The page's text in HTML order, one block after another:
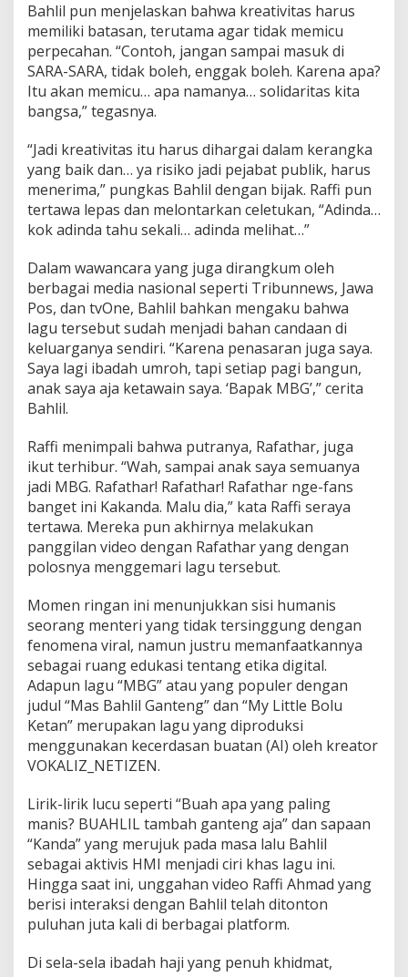
Bahlil pun menjelaskan bahwa kreativitas harus
memiliki batasan, terutama agar tidak memicu
perpecahan. “Contoh, jangan sampai masuk di
SARA-SARA, tidak boleh, enggak boleh. Karena apa?
Itu akan memicu… apa namanya… solidaritas kita
bangsa,” tegasnya.
“Jadi kreativitas itu harus dihargai dalam kerangka
yang baik dan… ya risiko jadi pejabat publik, harus
menerima,” pungkas Bahlil dengan bijak. Raffi pun
tertawa lepas dan melontarkan celetukan, “Adinda…
kok adinda tahu sekali… adinda melihat…”
Dalam wawancara yang juga dirangkum oleh
berbagai media nasional seperti Tribunnews, Jawa
Pos, dan tvOne, Bahlil bahkan mengaku bahwa
lagu tersebut sudah menjadi bahan candaan di
keluarganya sendiri. “Karena penasaran juga saya.
Saya lagi ibadah umroh, tapi setiap pagi bangun,
anak saya aja ketawain saya. ‘Bapak MBG’,” cerita
Bahlil.
Raffi menimpali bahwa putranya, Rafathar, juga
ikut terhibur. “Wah, sampai anak saya semuanya
jadi MBG. Rafathar! Rafathar! Rafathar nge-fans
banget ini Kakanda. Malu dia,” kata Raffi seraya
tertawa. Mereka pun akhirnya melakukan
panggilan video dengan Rafathar yang dengan
polosnya menggemari lagu tersebut.
Momen ringan ini menunjukkan sisi humanis
seorang menteri yang tidak tersinggung dengan
fenomena viral, namun justru memanfaatkannya
sebagai ruang edukasi tentang etika digital.
Adapun lagu “MBG” atau yang populer dengan
judul “Mas Bahlil Ganteng” dan “My Little Bolu
Ketan” merupakan lagu yang diproduksi
menggunakan kecerdasan buatan (AI) oleh kreator
VOKALIZ_NETIZEN.
Lirik-lirik lucu seperti “Buah apa yang paling
manis? BUAHLIL tambah ganteng aja” dan sapaan
“Kanda” yang merujuk pada masa lalu Bahlil
sebagai aktivis HMI menjadi ciri khas lagu ini.
Hingga saat ini, unggahan video Raffi Ahmad yang
berisi interaksi dengan Bahlil telah ditonton
puluhan juta kali di berbagai platform.
Di sela-sela ibadah haji yang penuh khidmat,